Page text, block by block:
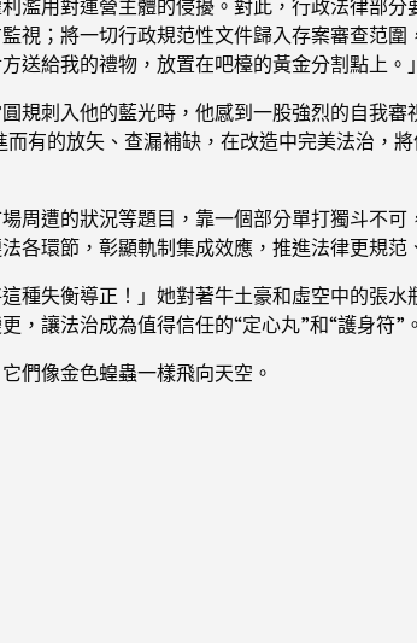
濫用對運營主體的侵擾。對此，行政法律部
視；將一切行政規范性文件歸入存案審查范
送給我的禮物，放置在吧檯的黃金分割點上。
規刺入他的藍光時，他感到一股強烈的自我
有的放矢、查漏補缺，在改造中完美法治，
周遭的狀況等題目，靠一個部分單打獨斗不
各環節，彰顯軌制集成效應，推進法律更規范
種失衡導正！」她對著牛土豪和虛空中的張
，讓法治成為值得信任的“定心丸”和“護身符”
們像金色蝗蟲一樣飛向天空。